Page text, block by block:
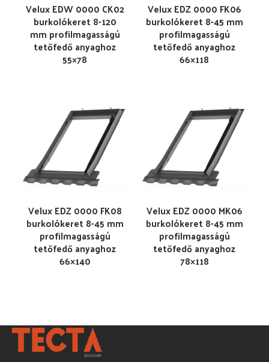
Velux EDW 0000 CK02
burkolókeret 8-120
mm profilmagasságú
tetőfedő anyaghoz
55×78
Velux EDZ 0000 FK06
burkolókeret 8-45 mm
profilmagasságú
tetőfedő anyaghoz
66×118
Velux EDZ 0000 FK08
burkolókeret 8-45 mm
profilmagasságú
tetőfedő anyaghoz
66×140
Velux EDZ 0000 MK06
burkolókeret 8-45 mm
profilmagasságú
tetőfedő anyaghoz
78×118